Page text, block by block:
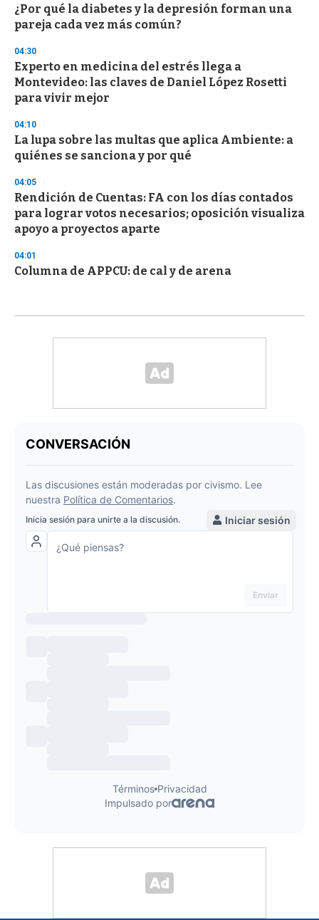
¿Por qué la diabetes y la depresión forman una
pareja cada vez más común?
04:30
Experto en medicina del estrés llega a
Montevideo: las claves de Daniel López Rosetti
para vivir mejor
04:10
La lupa sobre las multas que aplica Ambiente: a
quiénes se sanciona y por qué
04:05
Rendición de Cuentas: FA con los días contados
para lograr votos necesarios; oposición visualiza
apoyo a proyectos aparte
04:01
Columna de APPCU: de cal y de arena